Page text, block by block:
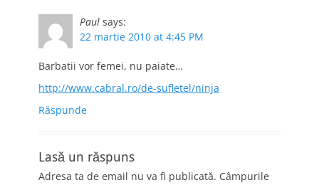
Paul says:
22 martie 2010 at 4:45 PM
Barbatii vor femei, nu paiate…
http://www.cabral.ro/de-sufletel/ninja
Răspunde
Lasă un răspuns
Adresa ta de email nu va fi publicată. Câmpurile